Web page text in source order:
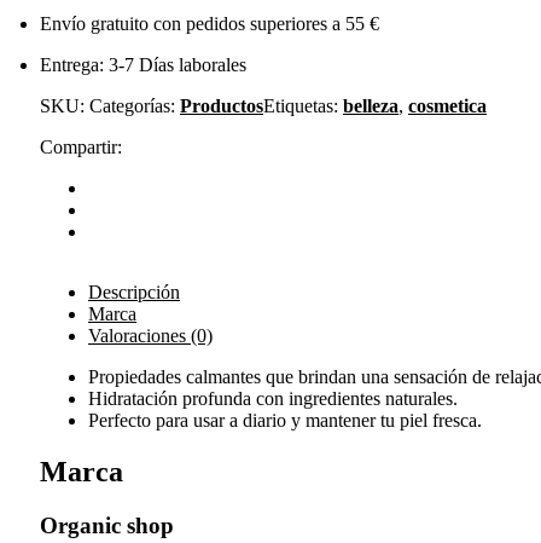
Envío gratuito con pedidos superiores a 55 €
Entrega: 3-7 Días laborales
SKU: Categorías: ProductosEtiquetas: belleza, cosmetica
Compartir:
Descripción
Marca
Valoraciones (0)
Propiedades calmantes que brindan una sensación de
Hidratación profunda con ingredientes naturales.
Perfecto para usar a diario y mantener tu piel fresca.
Marca
Organic shop